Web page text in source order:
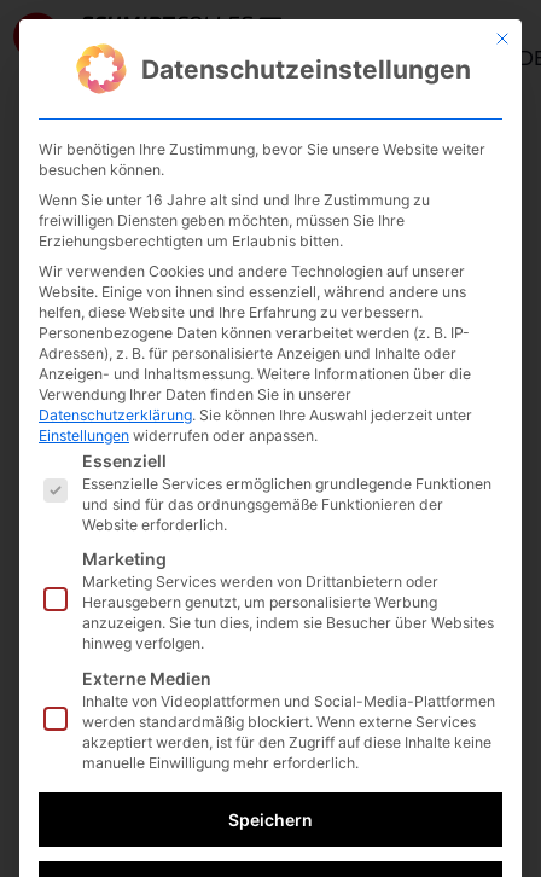
Kategorie:Endlich
Montag
Wirklich wichtiges
wagen
Endlich Montag! (KW 1) Wirklich Wichtiges wagen Ich
hoffe, Sie haben ein schönes Weihnachtsfest gefeiert
und nutzen nun die Tage zwischen den Jahren für
Dezember 30, 2024
Mit
Datenschutzeinstellungen
Wir benötigen Ihre Zustimmung, bevor Sie unsere Website weiter
besuchen können.
Wenn Sie unter 16 Jahre alt sind und Ihre Zustimmung zu
freiwilligen Diensten geben möchten, müssen Sie Ihre
Erziehungsberechtigten um Erlaubnis bitten.
Wir verwenden Cookies und andere Technologien auf unserer
Website. Einige von ihnen sind essenziell, während andere uns
helfen, diese Website und Ihre Erfahrung zu verbessern.
Personenbezogene Daten können verarbeitet werden (z. B. IP-
Adressen), z. B. für personalisierte Anzeigen und Inhalte oder
Anzeigen- und Inhaltsmessung. Weitere Informationen über die
Verwendung Ihrer Daten finden Sie in unserer
Datenschutzerklärung. Sie können Ihre Auswahl jederzeit unter
Einstellungen widerrufen oder anpassen.
Es folgt eine Liste der Service-Gruppen,
Essenziell
Essenzielle Services ermöglichen grundlegende Funktionen
und sind für das ordnungsgemäße Funktionieren der
Website erforderlich.
Marketing
Marketing Services werden von Drittanbietern oder
Herausgebern genutzt, um personalisierte Werbung
anzuzeigen. Sie tun dies, indem sie Besucher über Websites
hinweg verfolgen.
Externe Medien
Inhalte von Videoplattformen und Social-Media-Plattformen
werden standardmäßig blockiert. Wenn externe Services
akzeptiert werden, ist für den Zugriff auf diese Inhalte keine
manuelle Einwilligung mehr erforderlich.
Speichern